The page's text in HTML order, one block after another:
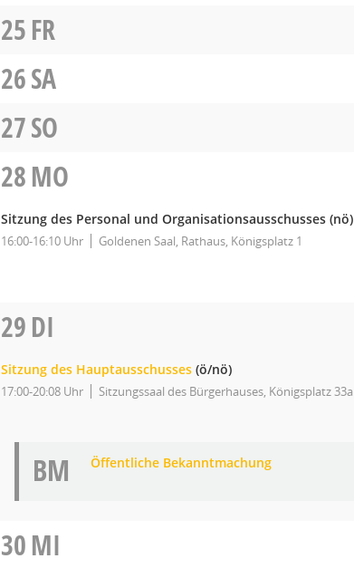
25FR
26SA
27SO
28MO
Sitzung des Personal und Organisationsausschusses (nö)
16:00-16:10 Uhr Goldenen Saal, Rathaus, Königsplatz 1
29DI
Sitzung des Hauptausschusses (ö/nö)
17:00-20:08 Uhr Sitzungssaal des Bürgerhauses, Königsplatz 33a
BM Öffentliche Bekanntmachung
30MI